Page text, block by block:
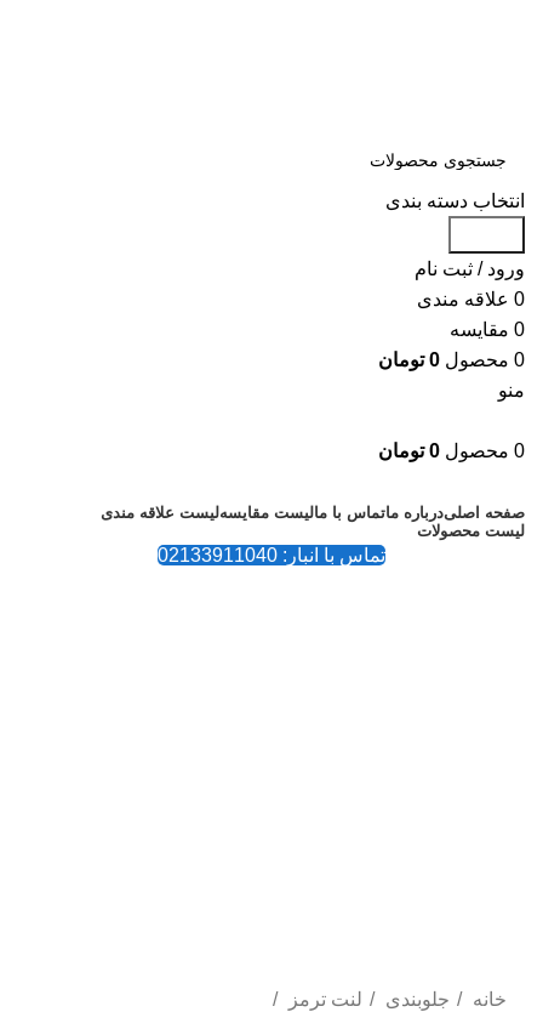
انتخاب دسته بندی
ورود / ثبت نام
0 علاقه مندی
0 مقایسه
0 محصول 0 تومان
منو
0 محصول 0 تومان
صفحه اصلیدرباره ماتماس با مالیست مقایسهلیست علاقه مندی
لیست محصولات
تماس با انبار: 02133911040
خانه جلوبندی
لنت ترمز